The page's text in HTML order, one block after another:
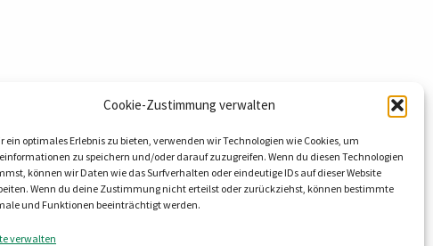
Cookie-Zustimmung verwalten
ein optimales Erlebnis zu bieten, verwenden wir Technologien wie Cookies, um
zu speichern und/oder darauf zuzugreifen. Wenn du diesen Technologien
können wir Daten wie das Surfverhalten oder eindeutige IDs auf dieser Website
Wenn du deine Zustimmung nicht erteilst oder zurückziehst, können bestimmte
und Funktionen beeinträchtigt werden.
verwalten
GmbH & Co. KG
9
OT Lieskau